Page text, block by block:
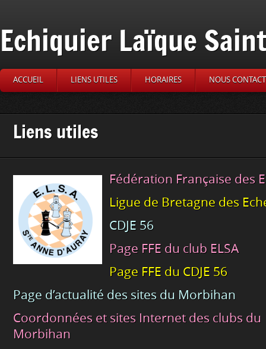
Echiquier Laïque
ACCUEIL LIENS UTILES HORAIRES NOUS
Liens utiles
Fédération Française des
Ligue de Bretagne des
CDJE 56
Page FFE du club ELSA
Page FFE du CDJE 56
Page d’actualité des sites du Morbihan
Coordonnées et sites Internet des clubs du
Morbihan